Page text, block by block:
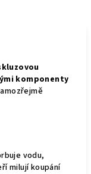
komponenty
vodu,
milují koupání